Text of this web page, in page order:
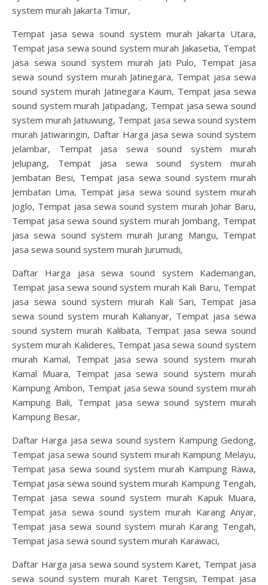
system murah Jakarta Timur,
Tempat jasa sewa sound system murah Jakarta Utara,
Tempat jasa sewa sound system murah Jakasetia, Tempat
jasa sewa sound system murah Jati Pulo, Tempat jasa
sewa sound system murah Jatinegara, Tempat jasa sewa
sound system murah Jatinegara Kaum, Tempat jasa sewa
sound system murah Jatipadang, Tempat jasa sewa sound
system murah Jatiuwung, Tempat jasa sewa sound system
murah Jatiwaringin, Daftar Harga jasa sewa sound system
Jelambar, Tempat jasa sewa sound system murah
Jelupang, Tempat jasa sewa sound system murah
Jembatan Besi, Tempat jasa sewa sound system murah
Jembatan Lima, Tempat jasa sewa sound system murah
Joglo, Tempat jasa sewa sound system murah Johar Baru,
Tempat jasa sewa sound system murah Jombang, Tempat
jasa sewa sound system murah Jurang Mangu, Tempat
jasa sewa sound system murah Jurumudi,
Daftar Harga jasa sewa sound system Kademangan,
Tempat jasa sewa sound system murah Kali Baru, Tempat
jasa sewa sound system murah Kali Sari, Tempat jasa
sewa sound system murah Kalianyar, Tempat jasa sewa
sound system murah Kalibata, Tempat jasa sewa sound
system murah Kalideres, Tempat jasa sewa sound system
murah Kamal, Tempat jasa sewa sound system murah
Kamal Muara, Tempat jasa sewa sound system murah
Kampung Ambon, Tempat jasa sewa sound system murah
Kampung Bali, Tempat jasa sewa sound system murah
Kampung Besar,
Daftar Harga jasa sewa sound system Kampung Gedong,
Tempat jasa sewa sound system murah Kampung Melayu,
Tempat jasa sewa sound system murah Kampung Rawa,
Tempat jasa sewa sound system murah Kampung Tengah,
Tempat jasa sewa sound system murah Kapuk Muara,
Tempat jasa sewa sound system murah Karang Anyar,
Tempat jasa sewa sound system murah Karang Tengah,
Tempat jasa sewa sound system murah Karawaci,
Daftar Harga jasa sewa sound system Karet, Tempat jasa
sewa sound system murah Karet Tengsin, Tempat jasa